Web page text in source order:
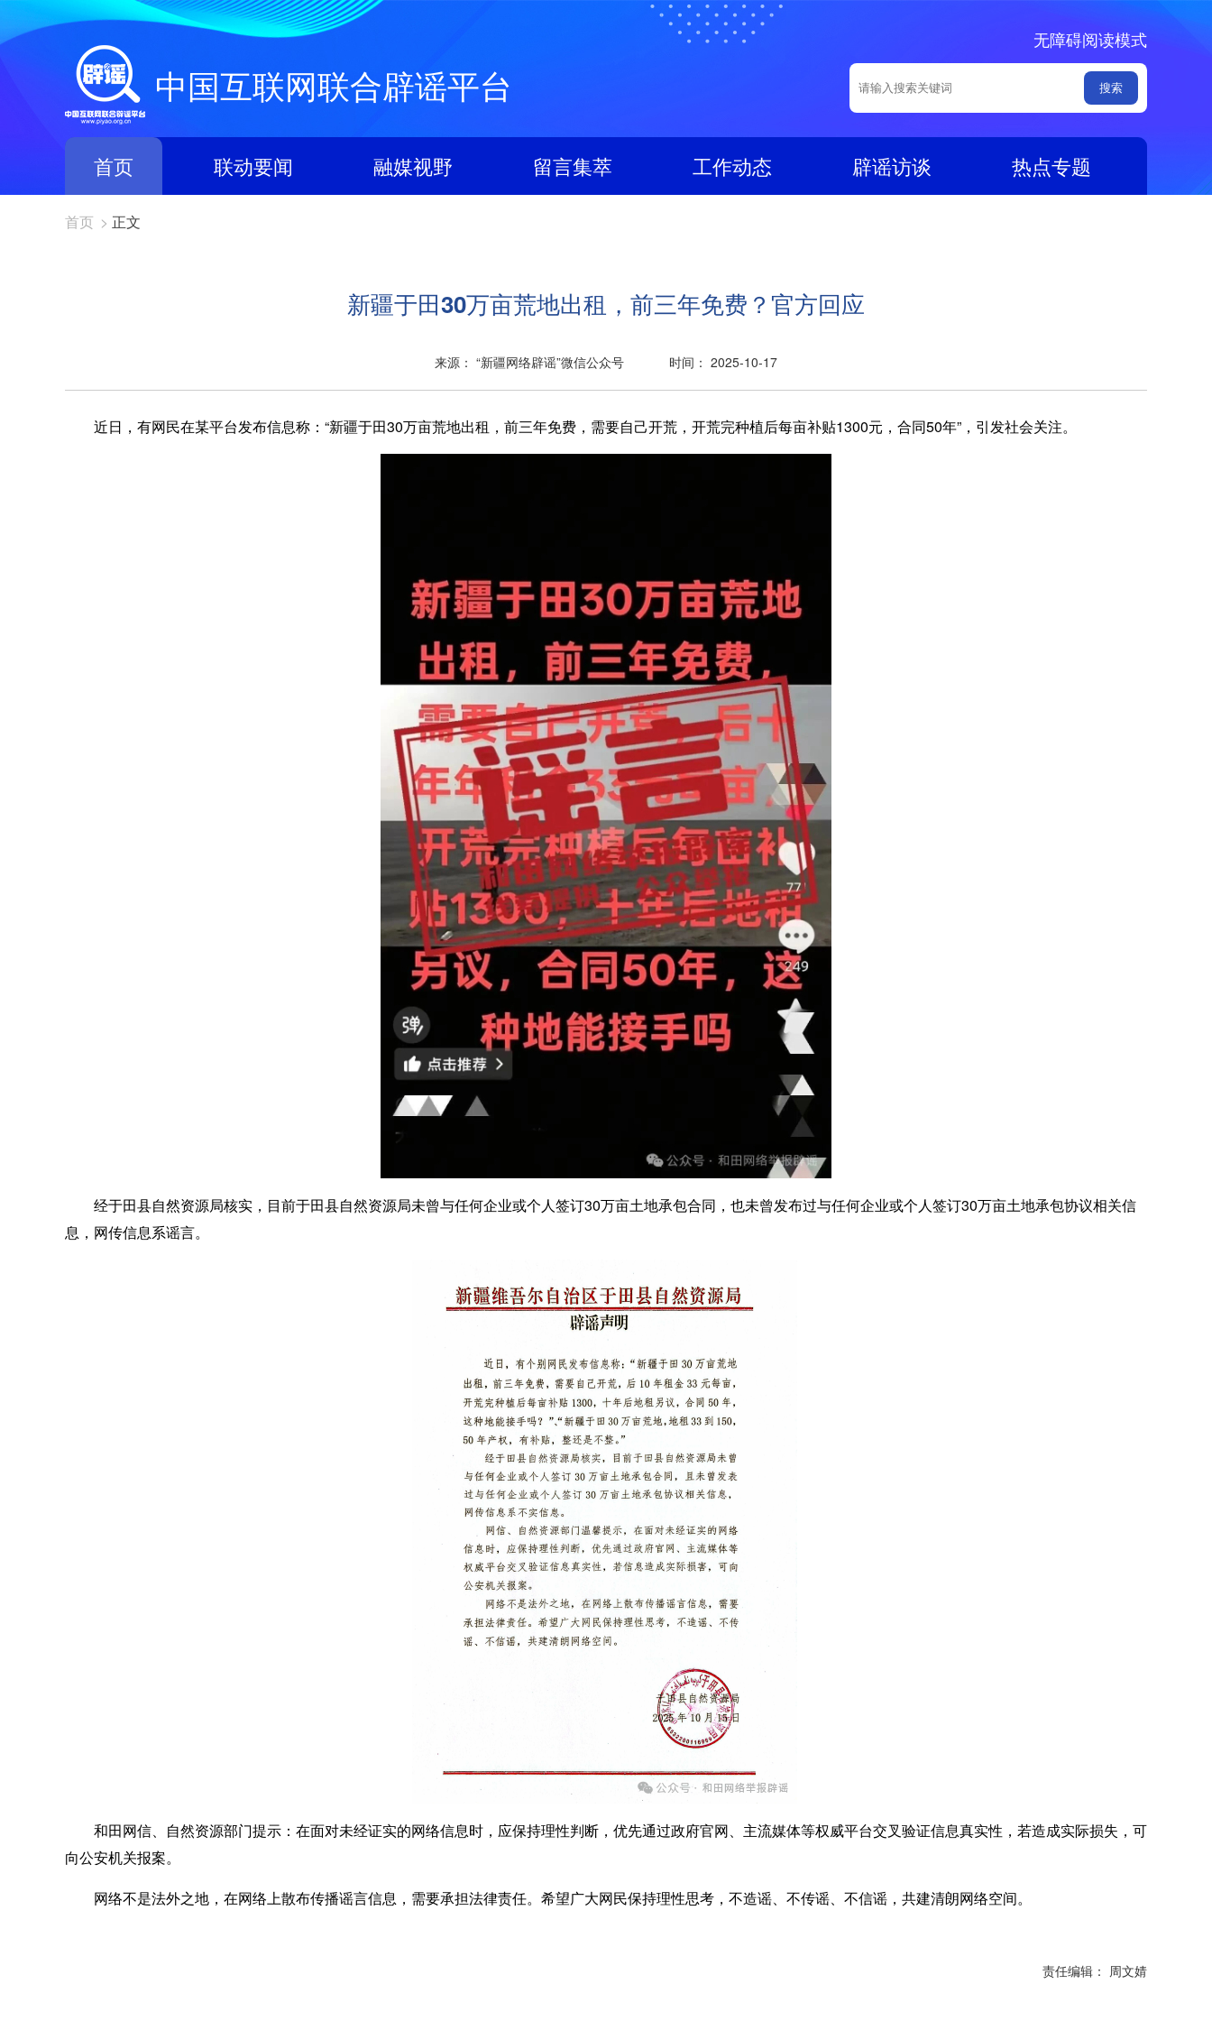
无障碍阅读模式
中国互联网联合辟谣平台
首页 联动要闻 融媒视野 留言集萃 工作动态 辟谣访谈 热点专题
首页 > 正文
新疆于田30万亩荒地出租，前三年免费？官方回应
来源： “新疆网络辟谣”微信公众号 时间： 2025-10-17
近日，有网民在某平台发布信息称：“新疆于田30万亩荒地出租，前三年免费，需要自己开荒，开荒完种植后每亩补贴1300元，合同50年”，引发社会关注。
经于田县自然资源局核实，目前于田县自然资源局未曾与任何企业或个人签订30万亩土地承包合同，也未曾发布过与任何企业或个人签订30万亩土地承包协议相关信
息，网传信息系谣言。
和田网信、自然资源部门提示：在面对未经证实的网络信息时，应保持理性判断，优先通过政府官网、主流媒体等权威平台交叉验证信息真实性，若造成实际损失，可
向公安机关报案‌。
网络不是法外之地，在网络上散布传播谣言信息，需要承担法律责任。希望广大网民保持理性思考，不造谣、不传谣、不信谣，共建清朗网络空间。
责任编辑： 周文婧